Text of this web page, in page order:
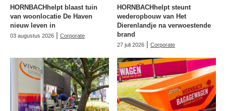
HORNBACHhelpt blaast tuin
van woonlocatie De Haven
nieuw leven in
03 augustus 2026 | Corporate
HORNBACHhelpt steunt
wederopbouw van Het
Dierenlandje na verwoestende
brand
27 juli 2026 | Corporate